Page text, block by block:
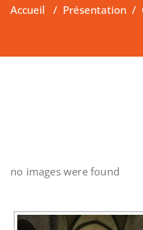
Accueil / Présentation /
no images were found